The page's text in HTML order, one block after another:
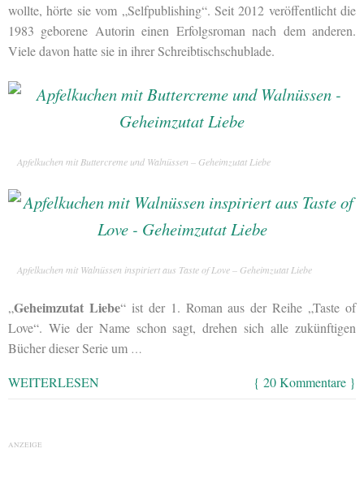
wollte, hörte sie vom „Selfpublishing“. Seit 2012 veröffentlicht die
1983 geborene Autorin einen Erfolgsroman nach dem anderen.
Viele davon hatte sie in ihrer Schreibtischschublade.
Apfelkuchen mit Buttercreme und Walnüssen – Geheimzutat Liebe
Apfelkuchen mit Walnüssen inspiriert aus Taste of Love – Geheimzutat Liebe
„Geheimzutat Liebe“ ist der 1. Roman aus der Reihe „Taste of
Love“. Wie der Name schon sagt, drehen sich alle zukünftigen
Bücher dieser Serie um …
WEITERLESEN { 20 Kommentare }
ANZEIGE